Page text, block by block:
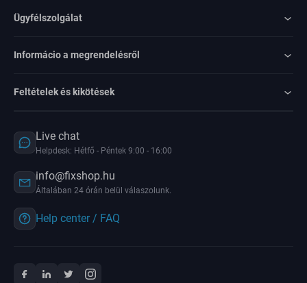
Ügyfélszolgálat
Informácio a megrendelésről
Feltételek és kikötések
Live chat
Helpdesk: Hétfő - Péntek 9:00 - 16:00
info@fixshop.hu
Általában 24 órán belül válaszolunk.
Help center / FAQ